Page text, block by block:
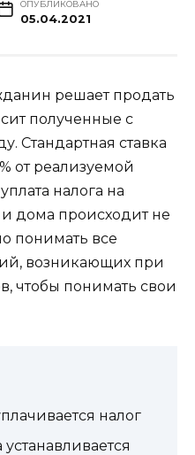
ОПУБЛИКОВАНО
05.04.2021
решает продать
полученные с
Стандартная ставка
от реализуемой
налога на
дома происходит не
понимать все
возникающих при
чтобы понимать свои
налог